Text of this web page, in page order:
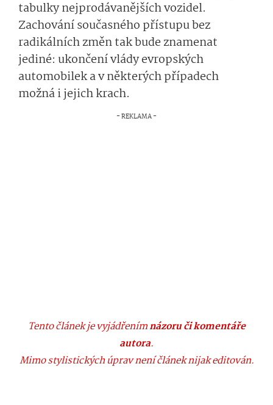
tabulky nejprodávanějších vozidel.
Zachování současného přístupu bez
radikálních změn tak bude znamenat
jediné: ukončení vlády evropských
automobilek a v některých případech
možná i jejich krach.
Tento článek je vyjádřenímnázoru či komentáře
autora.
Mimo stylistických úprav není článek nijak editován.